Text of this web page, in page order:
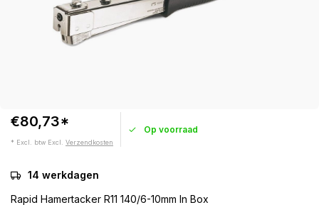
€80,73*
* Excl. btw Excl. Verzendkosten
Op voorraad
14 werkdagen
Rapid Hamertacker R11 140/6-10mm In Box